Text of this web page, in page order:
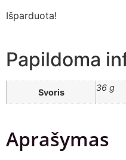
Išparduota!
Papildoma
Svoris 36 g
Aprašymas